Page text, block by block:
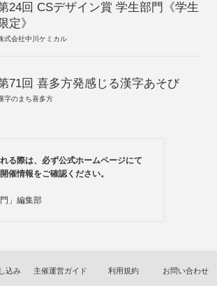
24回 CSデザイン賞 学生部門《学生
限定》
式会社中川ケミカル
71回 喜多方発感じる漢字あそび
字のまち喜多方
る際は、必ず公式ホームページにて
催情報をご確認ください。
門」編集部
込み 主催運営ガイド 利用規約 お問い合わせ